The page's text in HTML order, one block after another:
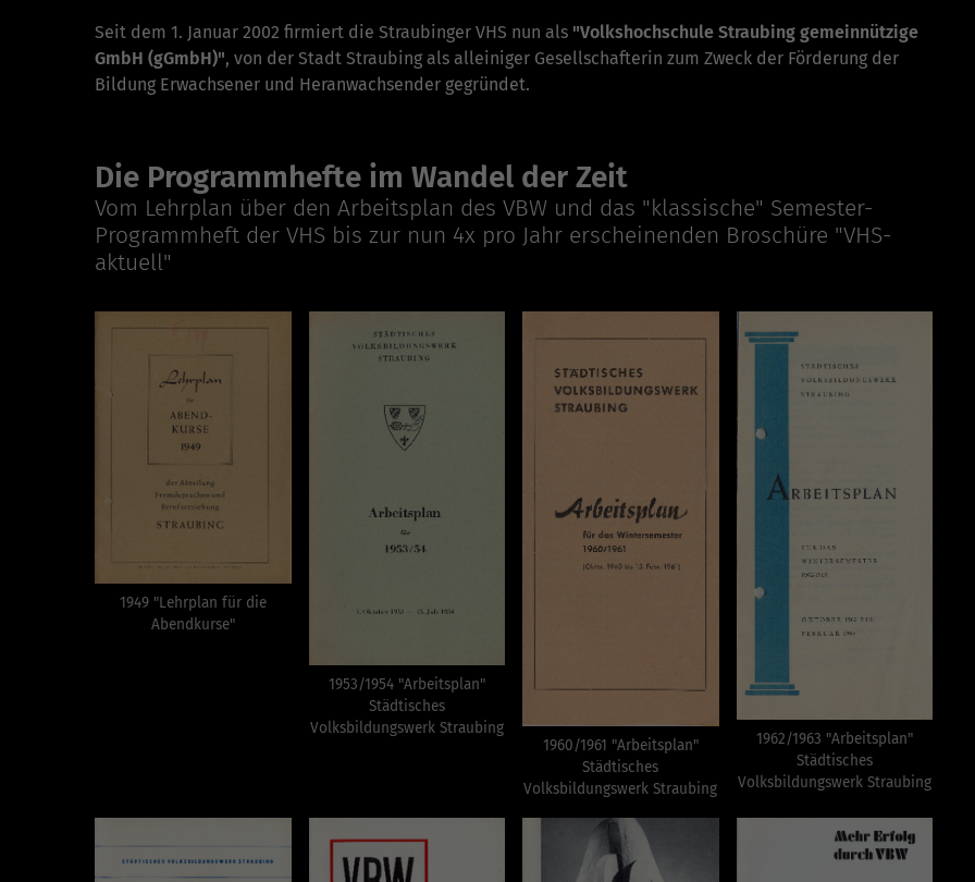
Seit dem 1. Januar 2002 firmiert die Straubinger VHS nun als "Volkshochschule Straubing gemeinnützige
GmbH (gGmbH)", von der Stadt Straubing als alleiniger Gesellschafterin zum Zweck der Förderung der
Bildung Erwachsener und Heranwachsender gegründet.
Die Programmhefte im Wandel der Zeit
Vom Lehrplan über den Arbeitsplan des VBW und das "klassische" Semester-
Programmheft der VHS bis zur nun 4x pro Jahr erscheinenden Broschüre "VHS-
aktuell"
1949 "Lehrplan für die
Abendkurse"
1953/1954 "Arbeitsplan"
Städtisches
Volksbildungswerk Straubing
1960/1961 "Arbeitsplan"
Städtisches
Volksbildungswerk Straubing
1962/1963 "Arbeitsplan"
Städtisches
Volksbildungswerk Straubing